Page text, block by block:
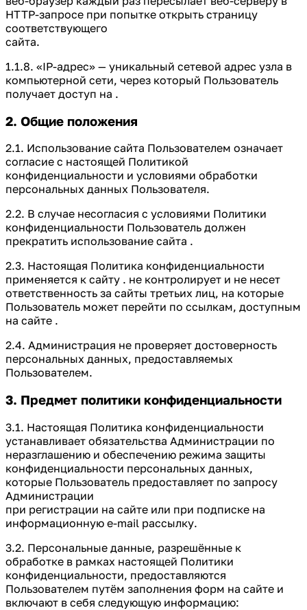
HTTP-запросе при попытке открыть страницу
соответствующего
сайта.
1.1.8. «IP-адрес» — уникальный сетевой адрес узла в
компьютерной сети, через который Пользователь
получает доступ на .
2. Общие положения
2.1. Использование сайта Пользователем означает
согласие с настоящей Политикой
конфиденциальности и условиями обработки
персональных данных Пользователя.
2.2. В случае несогласия с условиями Политики
конфиденциальности Пользователь должен
прекратить использование сайта .
2.3. Настоящая Политика конфиденциальности
применяется к сайту . не контролирует и не несет
ответственность за сайты третьих лиц, на которые
Пользователь может перейти по ссылкам, доступным
на сайте .
2.4. Администрация не проверяет достоверность
персональных данных, предоставляемых
Пользователем.
3. Предмет политики конфиденциальности
3.1. Настоящая Политика конфиденциальности
устанавливает обязательства Администрации по
неразглашению и обеспечению режима защиты
конфиденциальности персональных данных,
которые Пользователь предоставляет по запросу
Администрации
при регистрации на сайте или при подписке на
информационную e-mail рассылку.
3.2. Персональные данные, разрешённые к
обработке в рамках настоящей Политики
конфиденциальности, предоставляются
Пользователем путём заполнения форм на сайте и
включают в себя следующую информацию: